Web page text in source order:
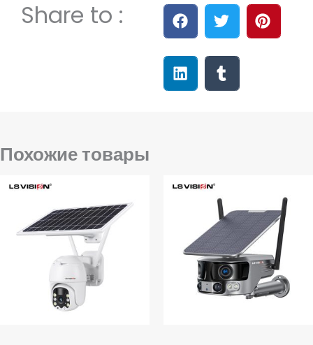
Share to :
Похожие товары